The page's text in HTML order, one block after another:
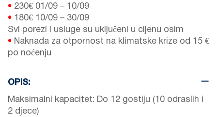
• 230€ 01/09 – 10/09
• 180€ 10/09 – 30/09
Svi porezi i usluge su uključeni u cijenu osim
• Naknada za otpornost na klimatske krize od 15 €
po noćenju
OPIS:
Maksimalni kapacitet: Do 12 gostiju (10 odraslih i
2 djece)